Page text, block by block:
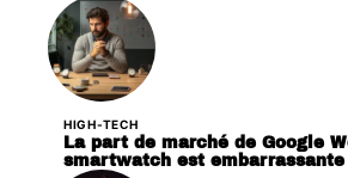
HIGH-TECH
La part de marché de Google
smartwatch est embarrassante